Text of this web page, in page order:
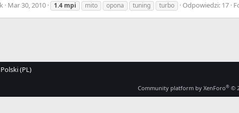
Mar 30, 2010 1.4 mpi mito opona tuning turbo Odpowiedzi: 17
(PL)
Community platform by XenForo® ©